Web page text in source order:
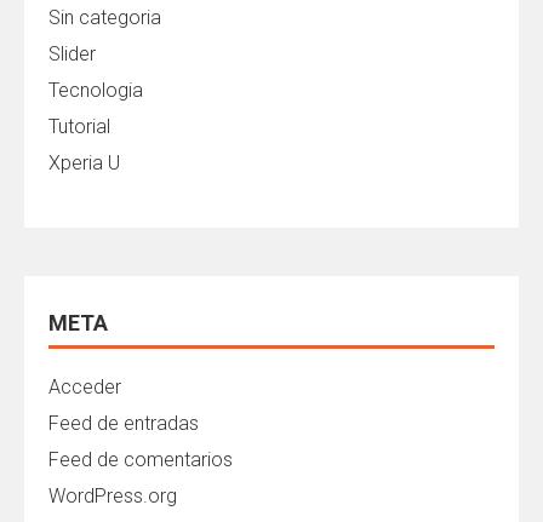
Sin categoria
Slider
Tecnologia
Tutorial
Xperia U
META
Acceder
Feed de entradas
Feed de comentarios
WordPress.org